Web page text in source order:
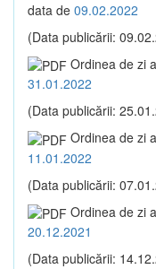
data de 09.02.2022
(Data publicării:
Ordinea de zi
31.01.2022
(Data publicării:
Ordinea de zi
11.01.2022
(Data publicării:
Ordinea de zi
20.12.2021
(Data publicării: